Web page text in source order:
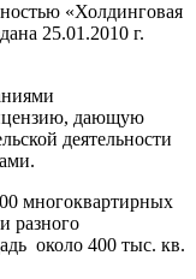
«Холдинговая
25.01.2010 г.
дающую
деятельности
многоквартирных
разного
около 400 тыс. кв.